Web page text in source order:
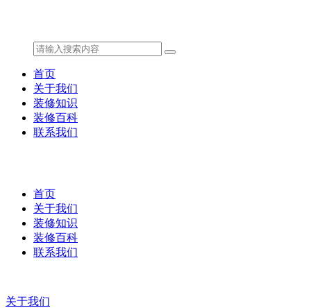
首页
关于我们
装修知识
装修百科
联系我们
首页
关于我们
装修知识
装修百科
联系我们
关于我们